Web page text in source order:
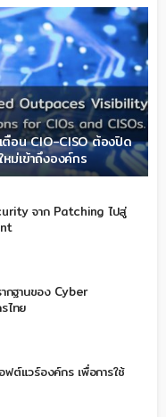
ตือน CIO-CISO ต้องปิด
ม่เข้าถึงองค์กร
จาก Patching ไปสู่
กฐานของ Cyber
ไทย
ต์แวร์องค์กร เพื่อการใช้